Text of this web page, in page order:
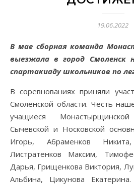
19.06.2022
В мае сборная команда Монастырщинского района
выезжала в город Смоленск
спартакиаду школьников по
В соревнованиях приняли
Смоленской области. Честь
учащиеся
Сычевской и Носковской
Игорь, Абраменков
Листратенков Максим,
Дарья, Грищенкова Виктория,
Альбина, Цикунова